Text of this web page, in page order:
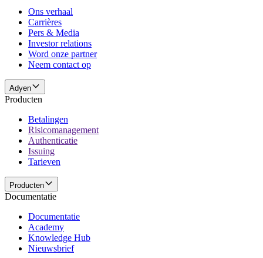
Ons verhaal
Carrières
Pers & Media
Investor relations
Word onze partner
Neem contact op
Adyen
Producten
Betalingen
Risicomanagement
Authenticatie
Issuing
Tarieven
Producten
Documentatie
Documentatie
Academy
Knowledge Hub
Nieuwsbrief